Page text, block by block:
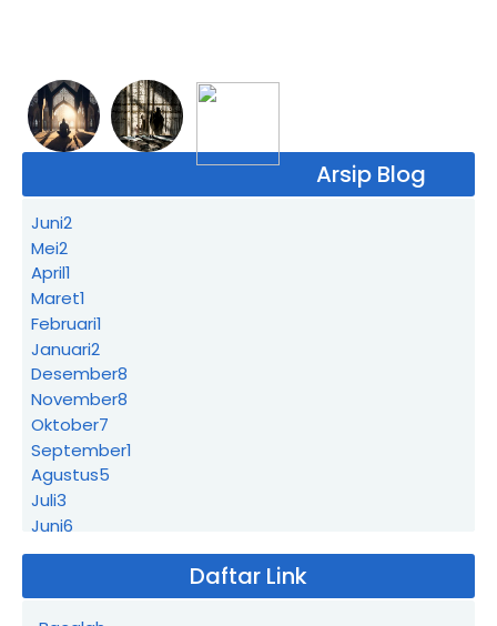
Arsip Blog
Juni2
Mei2
April1
Maret1
Februari1
Januari2
Desember8
November8
Oktober7
September1
Agustus5
Juli3
Juni6
Mei4
Maret11
Daftar Link